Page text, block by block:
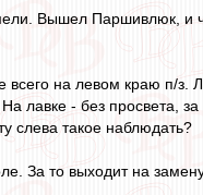
Вышел Паршивлюк, и
всего на левом краю п/
лавке - без просвета,
слева такое наблюдать?
За то выходит на